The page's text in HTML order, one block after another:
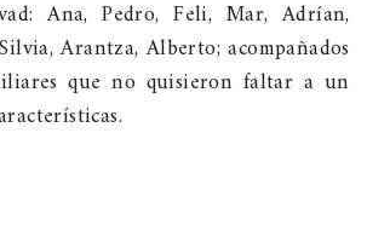
Ana, Pedro, Feli, Mar, Adrían,
Arantza, Alberto; acompañados
que no quisieron faltar a un